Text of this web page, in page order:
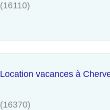
(16110)
Location vacances à
(16370)